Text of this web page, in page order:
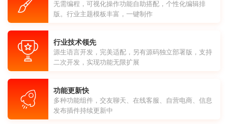
无需编程，可视化操作功能自助搭配，个性化编辑排
版。行业主题模板丰富，一键制作
行业技术领先
源生语言开发，完美适配，另有源码独立部署版，支持
二次开发，实现功能无限扩展
功能更新快
多种功能组件，交友聊天、在线客服、自营电商、信息
发布插件持续更新中